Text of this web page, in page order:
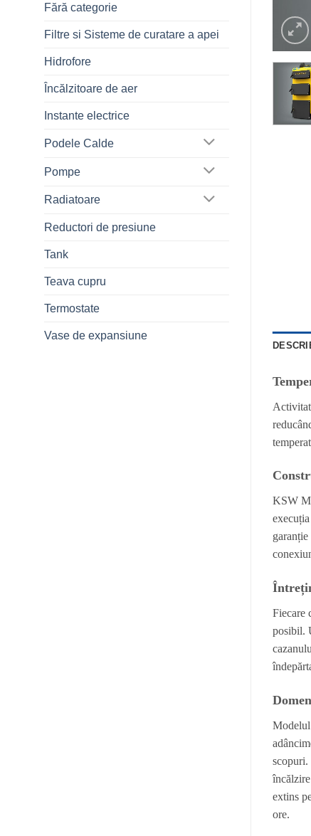
Fără categorie
Filtre si Sisteme de curatare a apei
Hidrofore
Încălzitoare de aer
Instante electrice
Podele Calde
Pompe
Radiatoare
Reductori de presiune
Tank
Teava cupru
Termostate
Vase de expansiune
KSW
Fiecare
posibil.
Modelul
scopuri.
extins
ore.